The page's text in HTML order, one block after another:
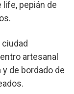
pepián de
artesanal
de bordado de